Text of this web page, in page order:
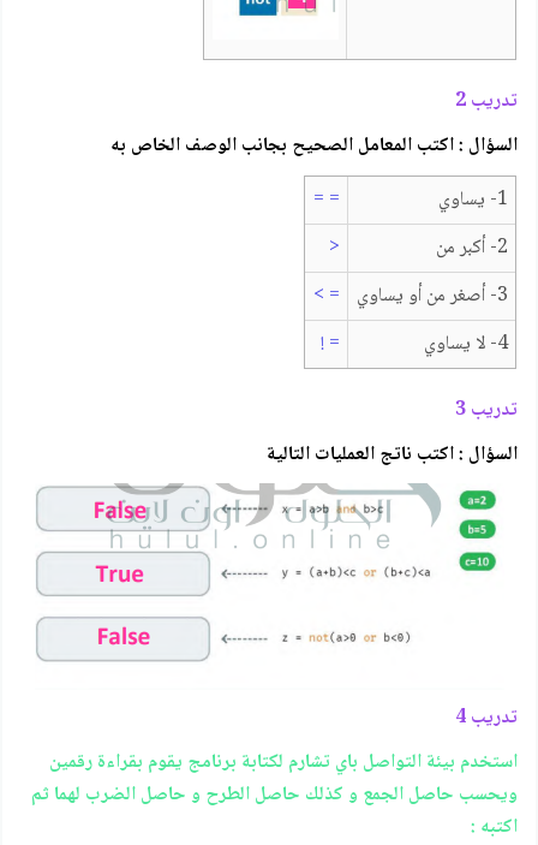
تدريب 2
السؤال : اكتب المعامل الصحيح بجانب الوصف الخاص به
1- يساوي
= =
2- أكبر من
<
3- أصغر من أو يساوي
= >
4- لا يساوي
= !
تدريب 3
السؤال : اكتب ناتج العمليات التالية
تدريب 4
استخدم بيئة التواصل باي تشارم لكتابة برنامج يقوم بقراءة رقمين
ويحسب حاصل الجمع و كذلك حاصل الطرح و حاصل الضرب لهما ثم
اكتبه :